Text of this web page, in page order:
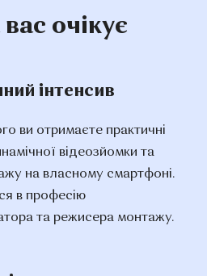
очікує
інтенсив
ви отримаєте практичні
відеозйомки та
на власному смартфоні.
в професію
та режисера монтажу.